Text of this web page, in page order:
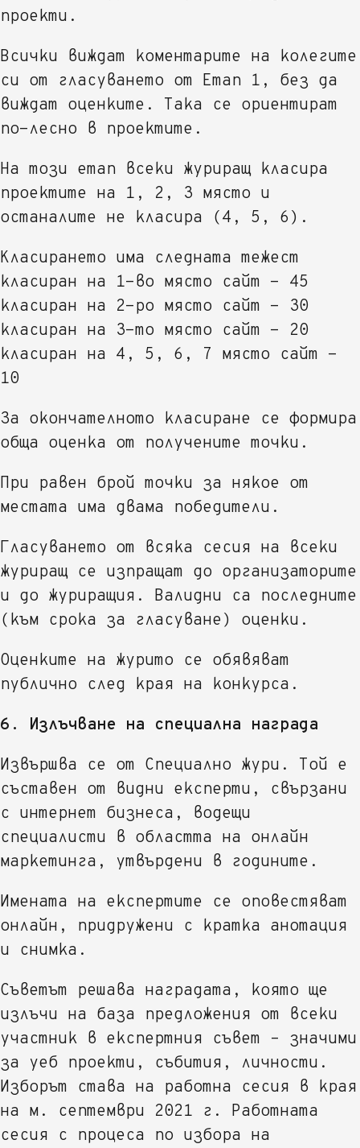
проекти.
Всички виждат коментарите на колегите
си от гласуването от Етап 1, без да
виждат оценките. Така се ориентират
по-лесно в проектите.
На този етап всеки журиращ класира
проектите на 1, 2, 3 място и
останалите не класира (4, 5, 6).
Класирането има следната тежест
класиран на 1-во място сайт - 45
класиран на 2-ро място сайт - 30
класиран на 3-то място сайт - 20
класиран на 4, 5, 6, 7 място сайт -
10
За окончателното класиране се формира
обща оценка от получените точки.
При равен брой точки за някое от
местата има двама победители.
Гласуването от всяка сесия на всеки
журиращ се изпращат до организаторите
и до журиращия. Валидни са последните
(към срока за гласуване) оценки.
Оценките на журито се обявяват
публично след края на конкурса.
6. Излъчване на специална награда
Извършва се от Специално жури. Той е
съставен от видни експерти, свързани
с интернет бизнеса, водещи
специалисти в областта на онлайн
маркетинга, утвърдени в годините.
Имената на експертите се оповестяват
онлайн, придружени с кратка анотация
и снимка.
Съветът решава наградата, която ще
излъчи на база предложения от всеки
участник в експертния съвет – значими
за уеб проекти, събития, личности.
Изборът става на работна сесия в края
на м. септември 2021 г. Работната
сесия с процеса по избора на